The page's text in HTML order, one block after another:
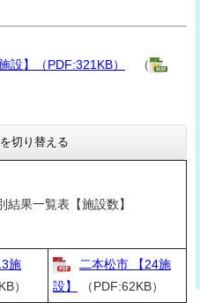
設】（PDF:321KB）
（
切り替える
結果一覧表【施設数】
施
）
二本松市 【24施
設】
（PDF:62KB）